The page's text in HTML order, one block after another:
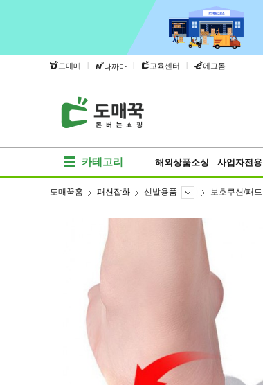
도매매 | 나까마 | 교육센터 | 에그돔
카테고리 해외상품소싱 사업자전용
도매꾹홈 패션잡화 신발용품 보호쿠션/패드